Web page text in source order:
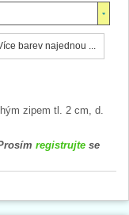
barev najednou ...
zipem tl. 2 cm, d.
registrujte se